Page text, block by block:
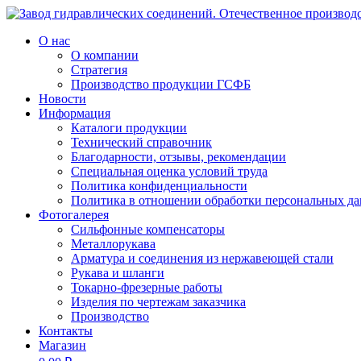
О нас
О компании
Стратегия
Производство продукции ГСФБ
Новости
Информация
Каталоги продукции
Технический справочник
Благодарности, отзывы, рекомендации
Специальная оценка условий труда
Политика конфиденциальности
Политика в отношении обработки персональных
Фотогалерея
Сильфонные компенсаторы
Металлорукава
Арматура и соединения из нержавеющей стали
Рукава и шланги
Токарно-фрезерные работы
Изделия по чертежам заказчика
Производство
Контакты
Магазин